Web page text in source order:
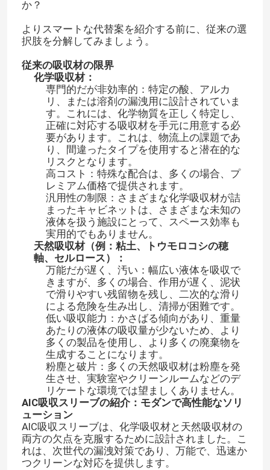
か？
よりスマートな代替案を紹介する前に、従来の選
択肢を分解してみましょう。
従来の吸収材の限界
化学吸収材：
専門的だが非効率的：特定の酸、アルカ
リ、または溶剤の漏洩用に設計されていま
す。これには、化学物質を正しく特定し、
正確に対応する吸収材を手元に用意する必
要があります。これは、物流上の課題であ
り、間違ったタイプを使用すると潜在的な
リスクとなります。
高コスト：特殊な配合は、多くの場合、プ
レミアム価格で提供されます。
汎用性の制限：さまざまな化学吸収材が詰
まったキャビネットは、さまざまな未知の
液体を扱う施設にとって、スペース効率も
実用的でもありません。
天然吸収材（例：粘土、トウモロコシの穂
軸、セルロース）：
万能だが遅く、汚い：幅広い液体を吸収で
きますが、多くの場合、作用が遅く、泥状
で滑りやすい残留物を残し、二次的な滑り
による危険を生み出し、清掃が困難です。
低い吸収能力：かさばる傾向があり、重量
あたりの液体の吸収量が少ないため、より
多くの製品を使用し、より多くの廃棄物を
生成することになります。
粉塵と破片：多くの天然吸収材は粉塵を発
生させ、実験室やクリーンルームなどのデ
リケートな環境では望ましくありません。
AIC吸収スリーブの紹介：モダンで高性能なソリ
ューション
AIC吸収スリーブは、化学吸収材と天然吸収材の
両方の欠点を克服するために設計されました。こ
れは、次世代の漏洩対策であり、万能で、迅速か
つクリーンな対応を提供します。